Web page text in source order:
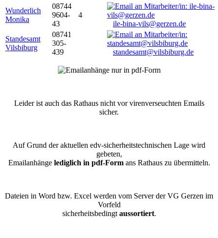
Wunderlich
Monika
08744
9604-
43
4
ile-bina-vils@gerzen.de
Standesamt
Vilsbiburg
08741
305-
439
standesamt@vilsbiburg.de
Leider ist auch das Rathaus nicht vor virenverseuchten Emails
sicher.
Auf Grund der aktuellen edv-sicherheitstechnischen Lage wird
gebeten,
Emailanhänge lediglich in pdf-Formans Rathaus zu übermitteln.
Dateien in Word bzw. Excel werden vom Server der VG Gerzen im
Vorfeld
sicherheitsbedingt aussortiert.